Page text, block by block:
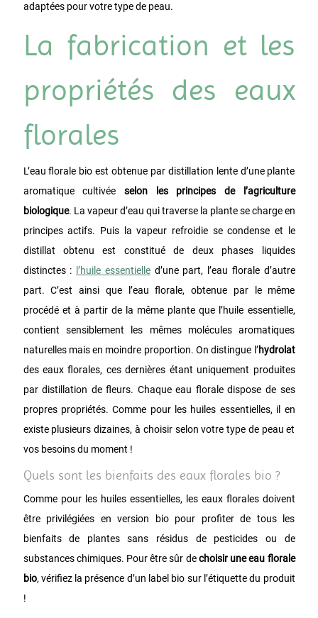
adaptées pour votre type de peau.
La fabrication et les
propriétés des eaux
florales
L’eau florale bio est obtenue par distillation lente d’une plante
aromatique cultivée selon les principes de l’agriculture
biologique. La vapeur d’eau qui traverse la plante se charge en
principes actifs. Puis la vapeur refroidie se condense et le
distillat obtenu est constitué de deux phases liquides
distinctes : l’huile essentielled’une part, l’eau florale d’autre
part. C’est ainsi que l’eau florale, obtenue par le même
procédé et à partir de la même plante que l’huile essentielle,
contient sensiblement les mêmes molécules aromatiques
naturelles mais en moindre proportion. On distingue l’hydrolat
des eaux florales, ces dernières étant uniquement produites
par distillation de fleurs. Chaque eau florale dispose de ses
propres propriétés. Comme pour les huiles essentielles, il en
existe plusieurs dizaines, à choisir selon votre type de peau et
vos besoins du moment !
Quels sont les bienfaits des eaux florales bio ?
Comme pour les huiles essentielles, les eaux florales doivent
être privilégiées en version bio pour profiter de tous les
bienfaits de plantes sans résidus de pesticides ou de
substances chimiques. Pour être sûr dechoisir une eau florale
bio, vérifiez la présence d’un label bio sur l’étiquette du produit
!